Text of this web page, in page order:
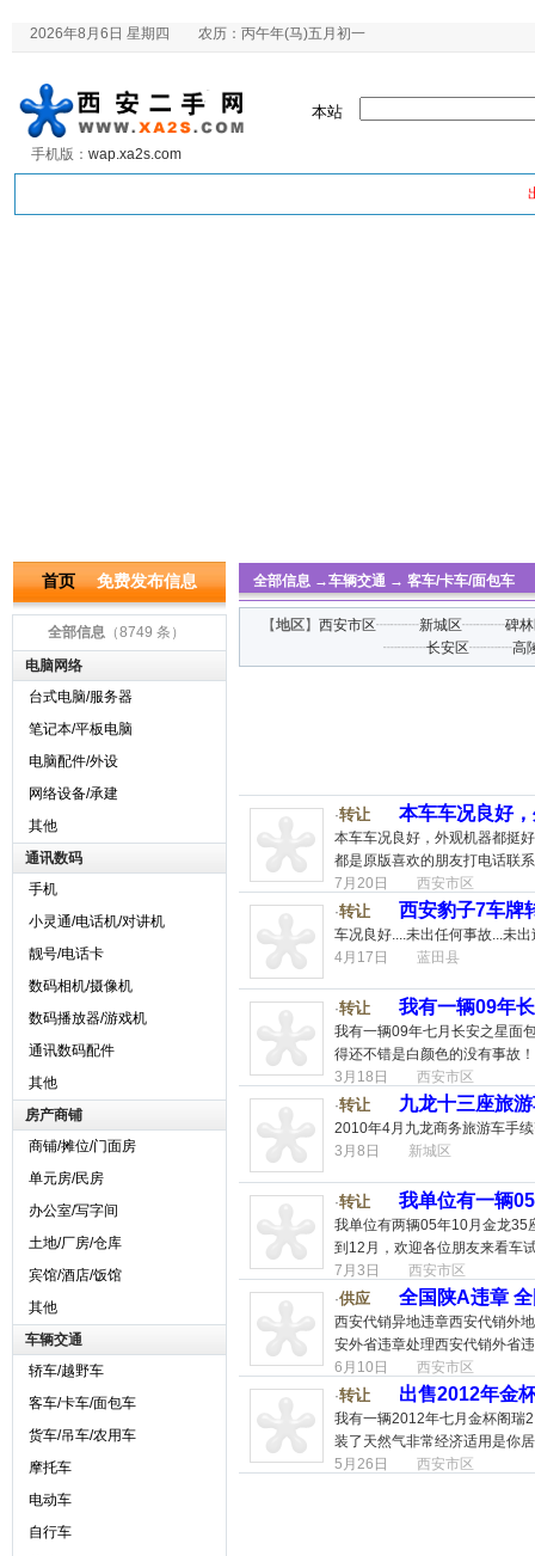
2026年8月6日 星期四 农历：丙午年(马)五月初一
手机版： wap.xa2s.com
本站
首页 免费发布信息
全部信息 （8749 条）
电脑网络
台式电脑/服务器
笔记本/平板电脑
电脑配件/外设
网络设备/承建
其他
通讯数码
手机
小灵通/电话机/对讲机
靓号/电话卡
数码相机/摄像机
数码播放器/游戏机
通讯数码配件
其他
房产商铺
商铺/摊位/门面房
单元房/民房
办公室/写字间
土地/厂房/仓库
宾馆/酒店/饭馆
其他
车辆交通
轿车/越野车
客车/卡车/面包车
货车/吊车/农用车
摩托车
电动车
自行车
全部信息 →车辆交通 → 客车/卡车/面包车
【地区】 西安市区┈┈┈新城区┈┈┈碑
┈┈┈长安区┈┈┈高
·转让 本车车况良好
本车车况良好，外观机器都挺
都是原版喜欢的朋友打电话联
7月20日
西安市区
·转让 西安豹子7车牌
车况良好....未出任何事故...未
4月17日
蓝田县
·转让 我有一辆09年
我有一辆09年七月长安之星面
得还不错是白颜色的没有事故
3月18日
西安市区
·转让 九龙十三座旅
2010年4月九龙商务旅游车手
3月8日
新城区
·转让 我单位有一辆
我单位有两辆05年10月金龙35
到12月，欢迎各位朋友来看车
7月3日
西安市区
·供应 全国陕A违章
西安代销异地违章西安代销外
安外省违章处理西安代销外省
6月10日
西安市区
·转让 出售2012年金
我有一辆2012年七月金杯阁瑞
装了天然气非常经济适用是你
5月26日
西安市区